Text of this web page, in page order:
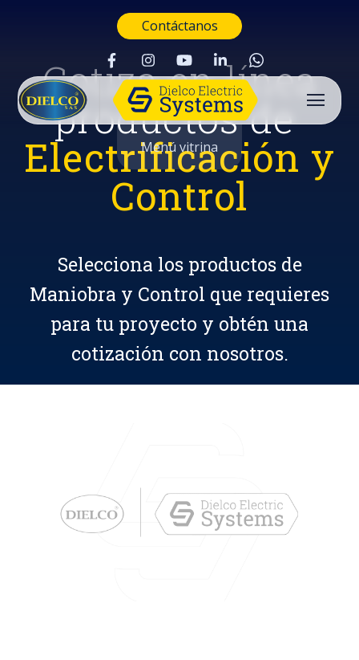
Contáctanos
Menú vitrina
Cotiza en línea
productos de
Electrificación y
Control
Selecciona los productos de
Maniobra y Control que requieres
para tu proyecto y obtén una
cotización con nosotros.